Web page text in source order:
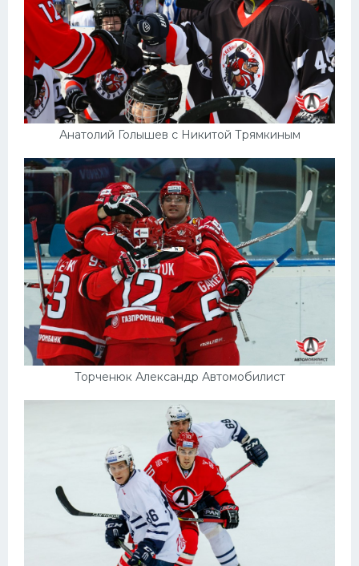
Анатолий Голышев с Никитой Трямкиным
Торченюк Александр Автомобилист